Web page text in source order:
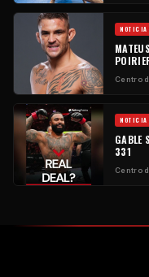
Centro
GABLE
331
Centro